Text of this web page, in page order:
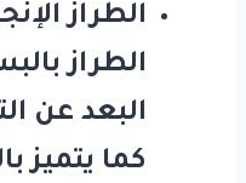
الطراز
الطراز
البعد عن
كما يتميز